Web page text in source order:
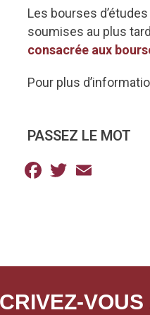
Les bourses
soumises au plus
consacrée aux
Pour plus
PASSEZ LE MOT
Facebook
Twitter
VOUS